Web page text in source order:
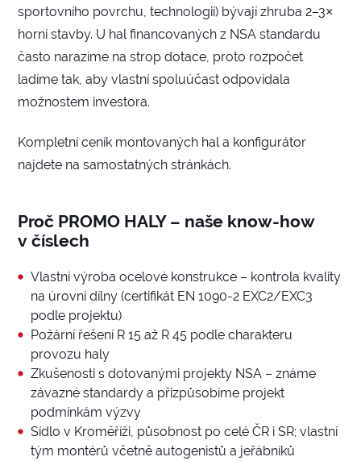
sportovního povrchu, technologií) bývají zhruba 2–3×
horní stavby. U hal financovaných z NSA standardu
často narazíme na strop dotace, proto rozpočet
ladíme tak, aby vlastní spoluúčast odpovídala
možnostem investora.
Kompletní ceník montovaných hal a konfigurátor
najdete na samostatných stránkách.
Proč PROMO HALY – naše know-how
v číslech
Vlastní výroba ocelové konstrukce – kontrola kvality
na úrovni dílny (certifikát EN 1090-2 EXC2/EXC3
podle projektu)
Požární řešení R 15 až R 45 podle charakteru
provozu haly
Zkušenosti s dotovanými projekty NSA – známe
závazné standardy a přizpůsobíme projekt
podmínkám výzvy
Sídlo v Kroměříži, působnost po celé ČR i SR; vlastní
tým montérů včetně autogenistů a jeřábníků